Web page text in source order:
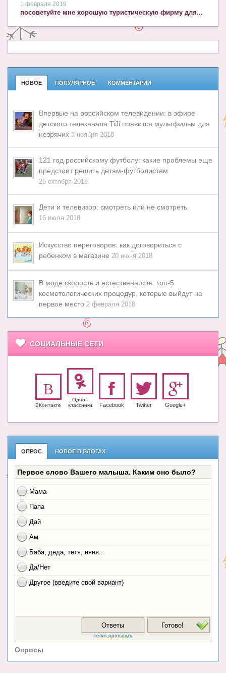
1 февраля 2019
посоветуйте мне хорошую туристическую фирму для...
НОВОЕ ПОПУЛЯРНОЕ КОММЕНТАРИИ
Впервые на российском телевидении: в эфире
детского телеканала TiJi появится мультфильм для
незрячих 3 ноября 2018
121 год российскому футболу: какие проблемы еще
предстоит решить детям-футболистам
25 октября 2018
Дети и телевизор: смотреть или не смотреть
16 июля 2018
Искусство переговоров: как договориться с
ребенком в магазине 20 июня 2018
В моде скорость и естественность: топ-5
косметологических процедур, которые выйдут на
первое место 2 февраля 2018
СОЦИАЛЬНЫЕ СЕТИ
ВКонтакте
Одно-­
класс­ники
Facebook Twitter Google+
ОПРОС НОВОЕ В БЛОГАХ
Опросы